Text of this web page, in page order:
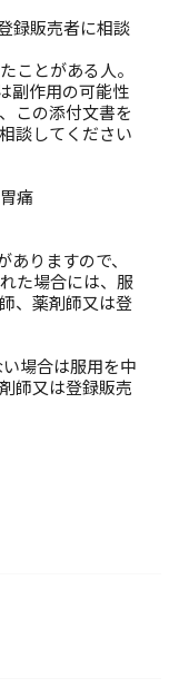
録販売者に相談
ことがある人。
副作用の可能性
この添付文書を
談してください
痛
りますので、
た場合には、服
、薬剤師又は登
場合は服用を中
師又は登録販売